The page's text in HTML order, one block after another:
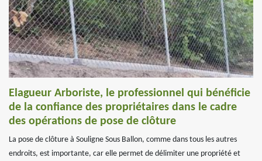
Elagueur Arboriste, le professionnel qui bénéficie
de la confiance des propriétaires dans le cadre
des opérations de pose de clôture
La pose de clôture à Souligne Sous Ballon, comme dans tous les autres
endroits, est importante, car elle permet de délimiter une propriété et